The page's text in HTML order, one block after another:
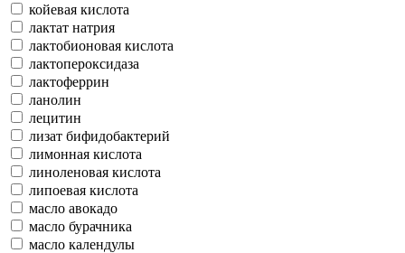
койевая кислота
лактат натрия
лактобионовая кислота
лактопероксидаза
лактоферрин
ланолин
лецитин
лизат бифидобактерий
лимонная кислота
линоленовая кислота
липоевая кислота
масло авокадо
масло бурачника
масло календулы